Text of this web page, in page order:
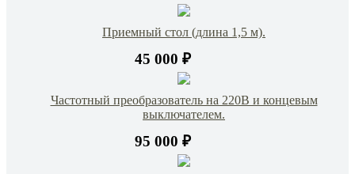
Приемный стол (длина 1,5 м).
45 000 ₽
Частотный преобразователь на 220В и концевым
выключателем.
95 000 ₽